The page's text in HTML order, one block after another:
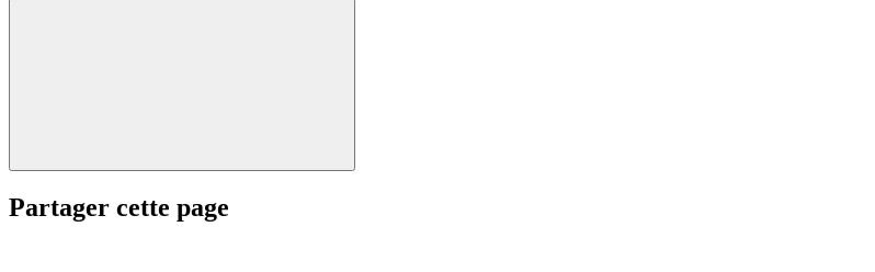
Partager cette page